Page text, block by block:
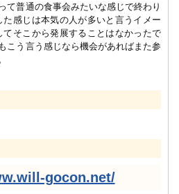
て普通の食事会みたいな感じで終わり
た感じは本気の人が多いと言うイメー
そこから発展することはなかったで
こう言う感じなら機会があればまた参
gocon.net/